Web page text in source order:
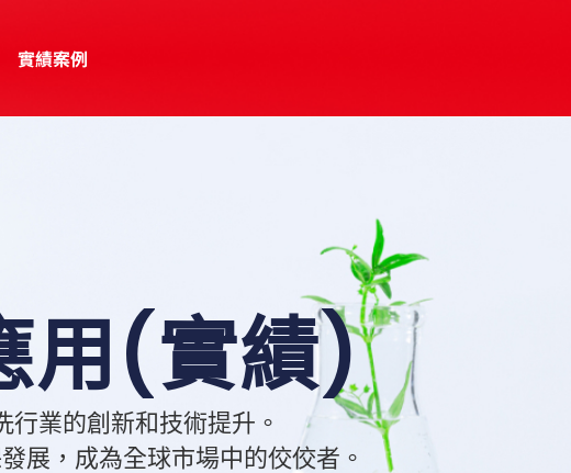
實績案例
用(實績)
業的創新和技術提升。
展，成為全球市場中的佼佼者。